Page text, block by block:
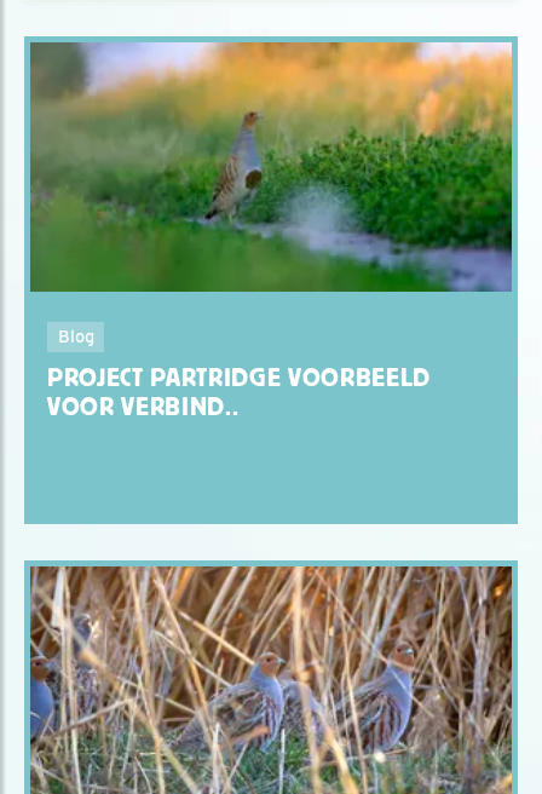
Blog
PROJECT PARTRIDGE VOORBEELD
VOOR VERBIND..